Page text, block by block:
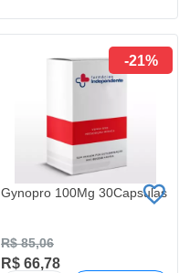
-21%
Gynopro 100Mg 30Capsulas
R$ 85,06
R$ 66,78